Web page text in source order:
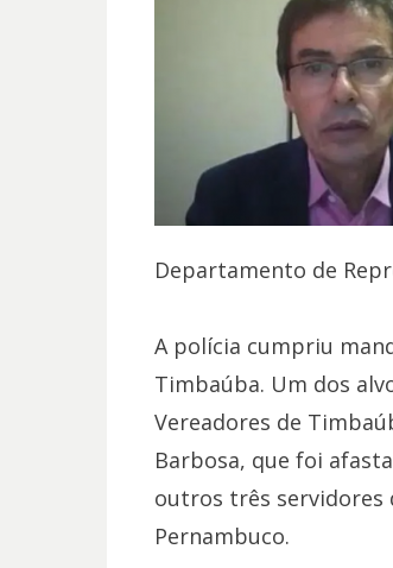
Departamento de
A polícia cumpriu
Timbaúba. Um dos
Vereadores de
Barbosa, que foi
outros três servidores
Pernambuco.